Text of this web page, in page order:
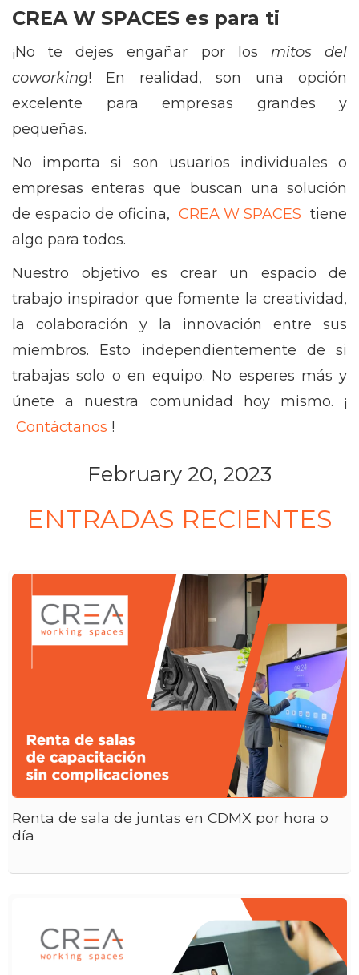
CREA W SPACES es para ti
¡No te dejes engañar por los mitos del
coworking! En realidad, son una opción
excelente para empresas grandes y
pequeñas.
No importa si son usuarios individuales o
empresas enteras que buscan una solución
de espacio de oficina, CREA W SPACES tiene
algo para todos.
Nuestro objetivo es crear un espacio de
trabajo inspirador que fomente la creatividad,
la colaboración y la innovación entre sus
miembros. Esto independientemente de si
trabajas solo o en equipo. No esperes más y
únete a nuestra comunidad hoy mismo. ¡
Contáctanos !
February 20, 2023
ENTRADAS RECIENTES
Renta de sala de juntas en CDMX por hora o
día